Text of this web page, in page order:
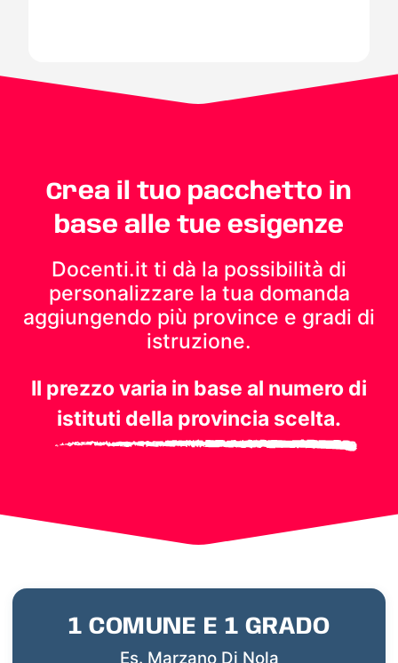
Crea il tuo pacchetto in
base alle tue esigenze
Docenti.it ti dà la possibilità di
personalizzare la tua domanda
aggiungendo più province e gradi di
istruzione.
Il prezzo varia in base al numero di
istituti della provincia scelta.
1 COMUNE E 1 GRADO
Es. Marzano Di Nola